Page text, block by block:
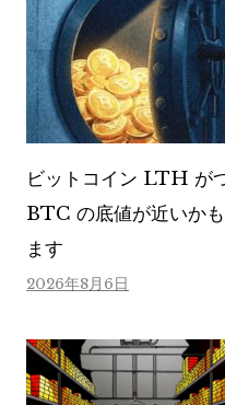
ビットコイン LTH が
BTC の底値が近いか
ます
2026年8月6日